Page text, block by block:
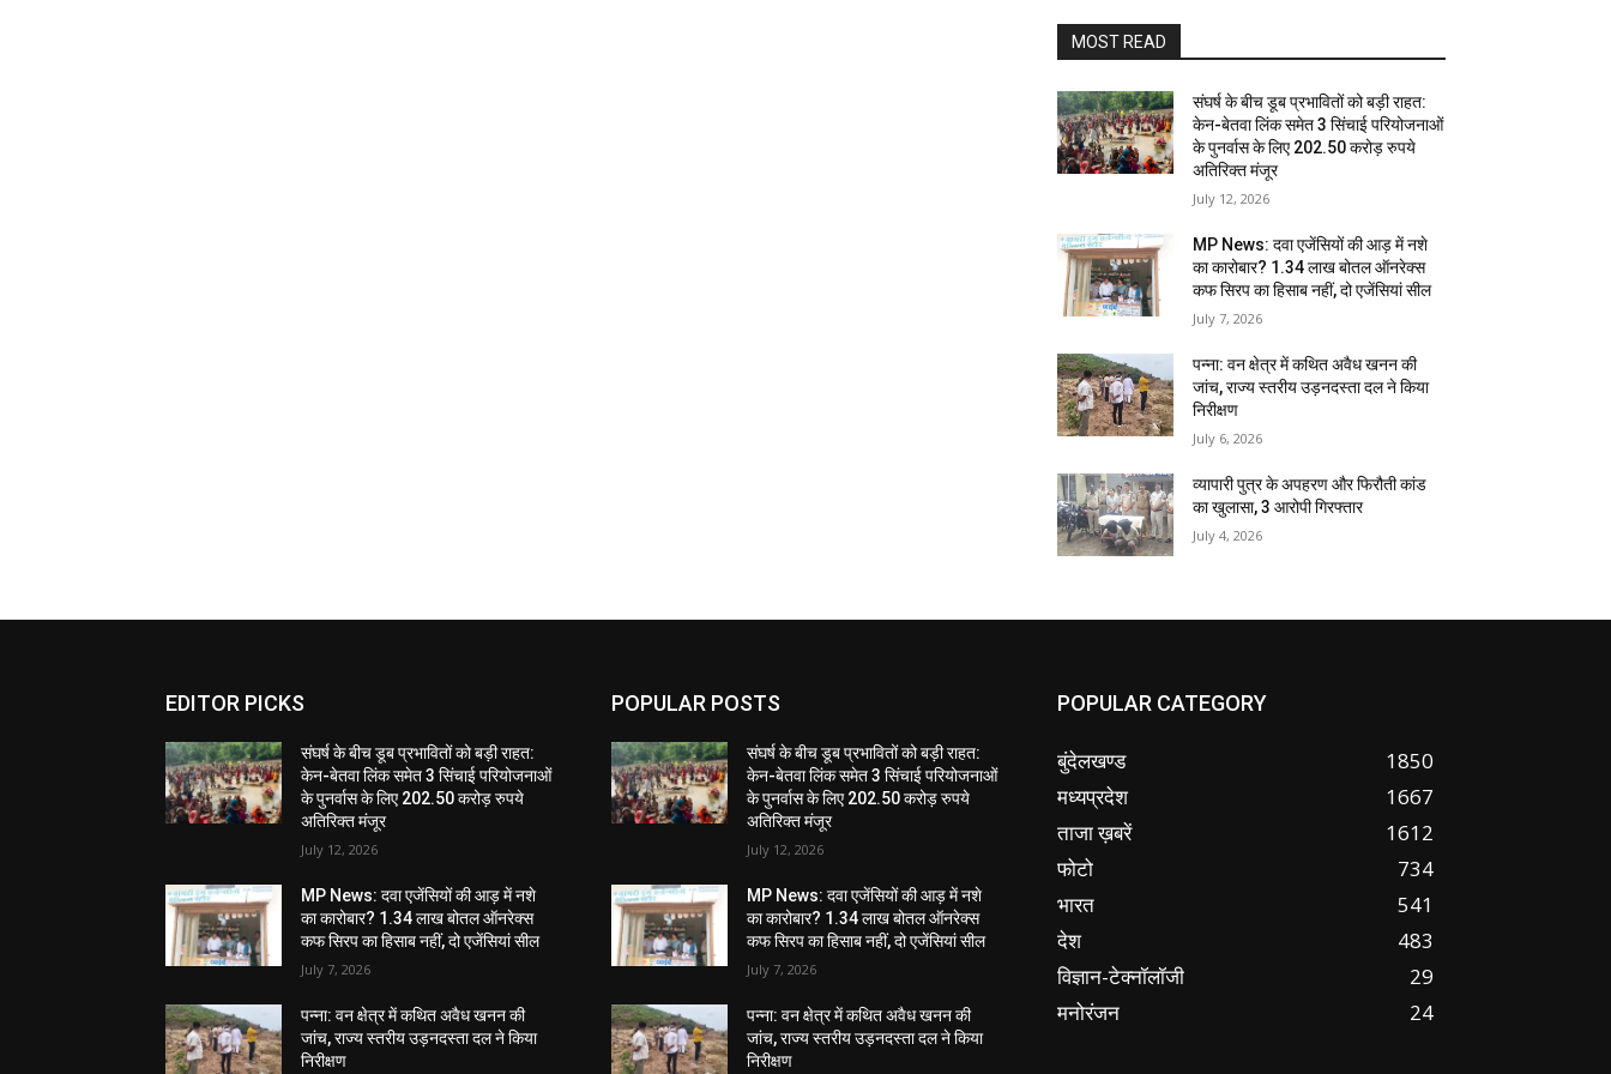
MOST READ
संघर्ष के बीच डूब प्रभावितों को बड़ी राहत:
केन-बेतवा लिंक समेत 3 सिंचाई परियोजनाओं
के पुनर्वास के लिए 202.50 करोड़ रुपये
अतिरिक्त मंजूर
July 12, 2026
MP News: दवा एजेंसियों की आड़ में नशे
का कारोबार? 1.34 लाख बोतल ऑनरेक्स
कफ सिरप का हिसाब नहीं, दो एजेंसियां सील
July 7, 2026
पन्ना: वन क्षेत्र में कथित अवैध खनन की
जांच, राज्य स्तरीय उड़नदस्ता दल ने किया
निरीक्षण
July 6, 2026
व्यापारी पुत्र के अपहरण और फिरौती कांड
का खुलासा, 3 आरोपी गिरफ्तार
July 4, 2026
EDITOR PICKS
संघर्ष के बीच डूब प्रभावितों को बड़ी राहत:
केन-बेतवा लिंक समेत 3 सिंचाई परियोजनाओं
के पुनर्वास के लिए 202.50 करोड़ रुपये
अतिरिक्त मंजूर
July 12, 2026
MP News: दवा एजेंसियों की आड़ में नशे
का कारोबार? 1.34 लाख बोतल ऑनरेक्स
कफ सिरप का हिसाब नहीं, दो एजेंसियां सील
July 7, 2026
पन्ना: वन क्षेत्र में कथित अवैध खनन की
जांच, राज्य स्तरीय उड़नदस्ता दल ने किया
निरीक्षण
POPULAR POSTS
संघर्ष के बीच डूब प्रभावितों को बड़ी राहत:
केन-बेतवा लिंक समेत 3 सिंचाई परियोजनाओं
के पुनर्वास के लिए 202.50 करोड़ रुपये
अतिरिक्त मंजूर
July 12, 2026
MP News: दवा एजेंसियों की आड़ में नशे
का कारोबार? 1.34 लाख बोतल ऑनरेक्स
कफ सिरप का हिसाब नहीं, दो एजेंसियां सील
July 7, 2026
पन्ना: वन क्षेत्र में कथित अवैध खनन की
जांच, राज्य स्तरीय उड़नदस्ता दल ने किया
निरीक्षण
POPULAR CATEGORY
बुंदेलखण्ड
1850
मध्यप्रदेश
1667
ताजा ख़बरें
1612
फोटो
734
भारत
541
देश
483
विज्ञान-टेक्नॉलॉजी
29
मनोरंजन
24